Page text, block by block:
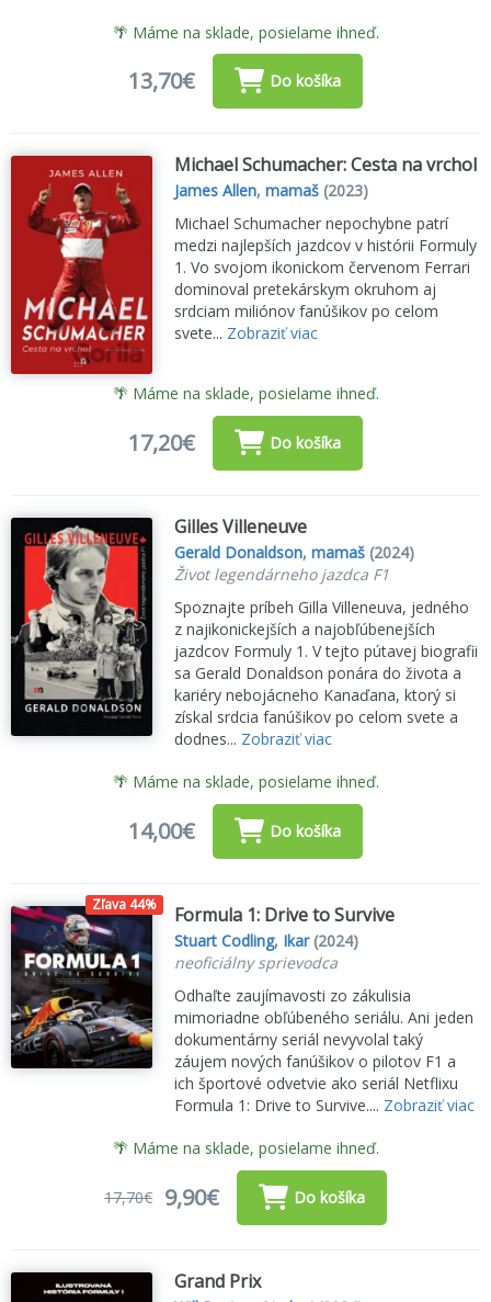
🌴 Máme na sklade, posielame ihneď.
13,70€ Do košíka
Michael Schumacher: Cesta na vrchol
James Allen,mamaš (2023)
Michael Schumacher nepochybne patrí
medzi najlepších jazdcov v histórii Formuly
1. Vo svojom ikonickom červenom Ferrari
dominoval pretekárskym okruhom aj
srdciam miliónov fanúšikov po celom
svete... Zobraziť viac
🌴 Máme na sklade, posielame ihneď.
17,20€ Do košíka
Gilles Villeneuve
Gerald Donaldson,mamaš (2024)
Život legendárneho jazdca F1
Spoznajte príbeh Gilla Villeneuva, jedného
z najikonickejších a najobľúbenejších
jazdcov Formuly 1. V tejto pútavej biografii
sa Gerald Donaldson ponára do života a
kariéry nebojácneho Kanaďana, ktorý si
získal srdcia fanúšikov po celom svete a
dodnes... Zobraziť viac
🌴 Máme na sklade, posielame ihneď.
14,00€ Do košíka
Zľava 44% Formula 1: Drive to Survive
Stuart Codling, Ikar(2024)
neoficiálny sprievodca
Odhaľte zaujímavosti zo zákulisia
mimoriadne obľúbeného seriálu. Ani jeden
dokumentárny seriál nevyvolal taký
záujem nových fanúšikov o pilotov F1 a
ich športové odvetvie ako seriál Netflixu
Formula 1: Drive to Survive.... Zobraziť viac
🌴 Máme na sklade, posielame ihneď.
17,70€ 9,90€ Do košíka
Grand Prix